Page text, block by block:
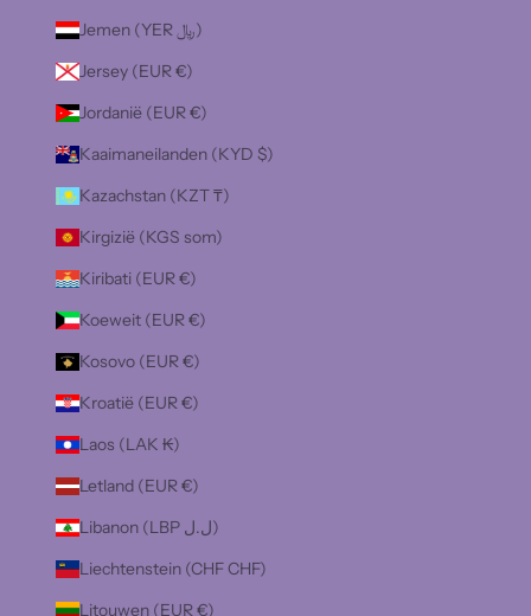
Jemen (YER ﷼)
Jersey (EUR €)
Jordanië (EUR €)
Kaaimaneilanden (KYD $)
Kazachstan (KZT ₸)
Kirgizië (KGS som)
Kiribati (EUR €)
Koeweit (EUR €)
Kosovo (EUR €)
Kroatië (EUR €)
Laos (LAK ₭)
Letland (EUR €)
Libanon (LBP ل.ل)
Liechtenstein (CHF CHF)
Litouwen (EUR €)